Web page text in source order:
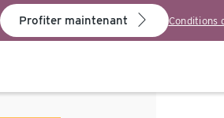
Profiter maintenant Conditions